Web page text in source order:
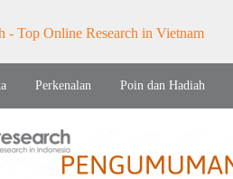
Perkenalan Poin dan Hadiah